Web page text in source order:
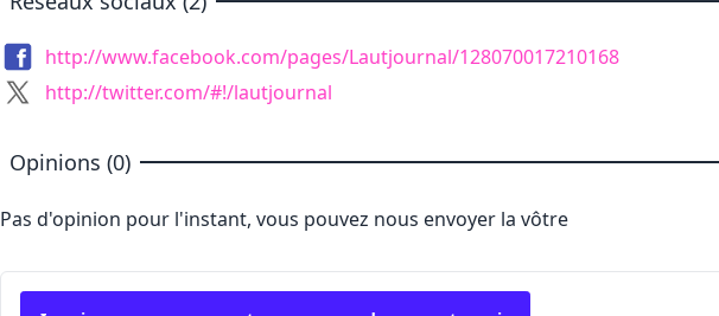
http://www.facebook.com/pages/Lautjournal/128070017210168
http://twitter.com/#!/lautjournal
Opinions (0)
Pas d'opinion pour l'instant, vous pouvez nous envoyer la vôtre